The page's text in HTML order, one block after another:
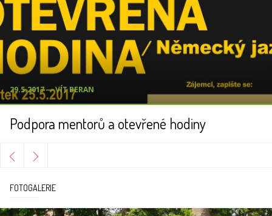
29.5.2017 ― VÍT BERAN
Podpora mentorů a otevřené hodiny
FOTOGALERIE